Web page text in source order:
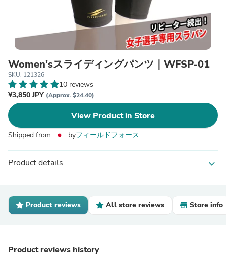
Women'sスライディングパンツ｜WFSP-01
SKU: 121326
10 reviews
¥3,850 JPY (Approx. $24.40)
View Product in Store
Shipped from byフィールドフォース
Product details expand_more
Product reviews All store reviews Store info
Product reviews history